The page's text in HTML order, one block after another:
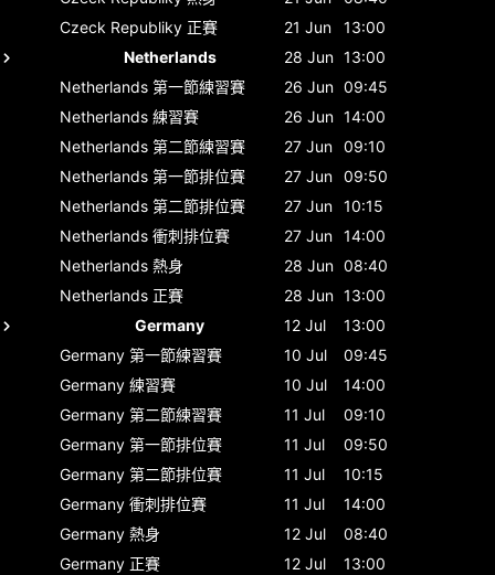
Czeck Republiky 正賽 21 Jun
13:00
Netherlands
28 Jun 13:00
Netherlands 第一節練習賽 26 Jun 09:45
Netherlands 練習賽 26 Jun 14:00
Netherlands 第二節練習賽 27 Jun 09:10
Netherlands 第一節排位賽 27 Jun 09:50
Netherlands 第二節排位賽 27 Jun 10:15
Netherlands 衝刺排位賽 27 Jun 14:00
Netherlands 熱身 28 Jun 08:40
Netherlands 正賽 28 Jun 13:00
Germany
12 Jul
13:00
Germany 第一節練習賽 10 Jul
09:45
Germany 練習賽 10 Jul
14:00
Germany 第二節練習賽 11 Jul
09:10
Germany 第一節排位賽 11 Jul
09:50
Germany 第二節排位賽 11 Jul
10:15
Germany 衝刺排位賽 11 Jul
14:00
Germany 熱身 12 Jul
08:40
Germany 正賽 12 Jul
13:00